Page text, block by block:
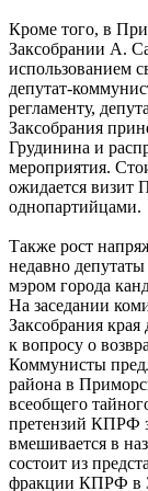
Кроме того, в
Заксобрании А.
использованием
депутат-
регламенту,
Заксобрания
Грудинина и
мероприятия.
ожидается визит
однопартийцами.
Также рост
недавно
мэром города
На заседании
Заксобрания
к вопросу о
Коммунисты
района в
всеобщего
претензий КПРФ
вмешивается в
состоит из
фракции КПРФ в